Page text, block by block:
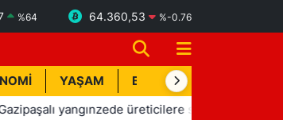
%64 64.360,53 %-0.76
YAŞAM BİK İLAN
yangınzede üreticilere sera naylonu desteği